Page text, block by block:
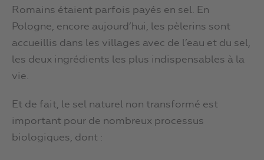
Romains étaient parfois payés en sel. En
Pologne, encore aujourd’hui, les pèlerins sont
accueillis dans les villages avec de l’eau et du sel,
les deux ingrédients les plus indispensables à la
vie.
Et de fait, le sel naturel non transformé est
important pour de nombreux processus
biologiques, dont :